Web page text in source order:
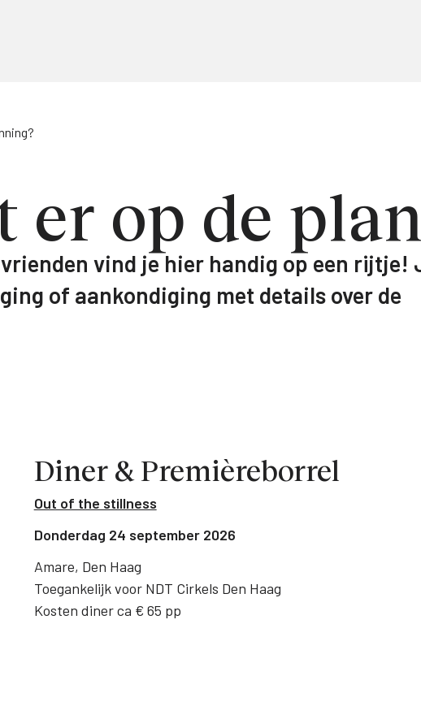
er op de
vind je hier handig op een rijtje!
of aankondiging met details over de
Diner & Premièreborrel
Out of the stillness
Donderdag 24 september 2026
Amare, Den Haag
Toegankelijk voor NDT Cirkels Den Haag
Kosten diner ca € 65 pp